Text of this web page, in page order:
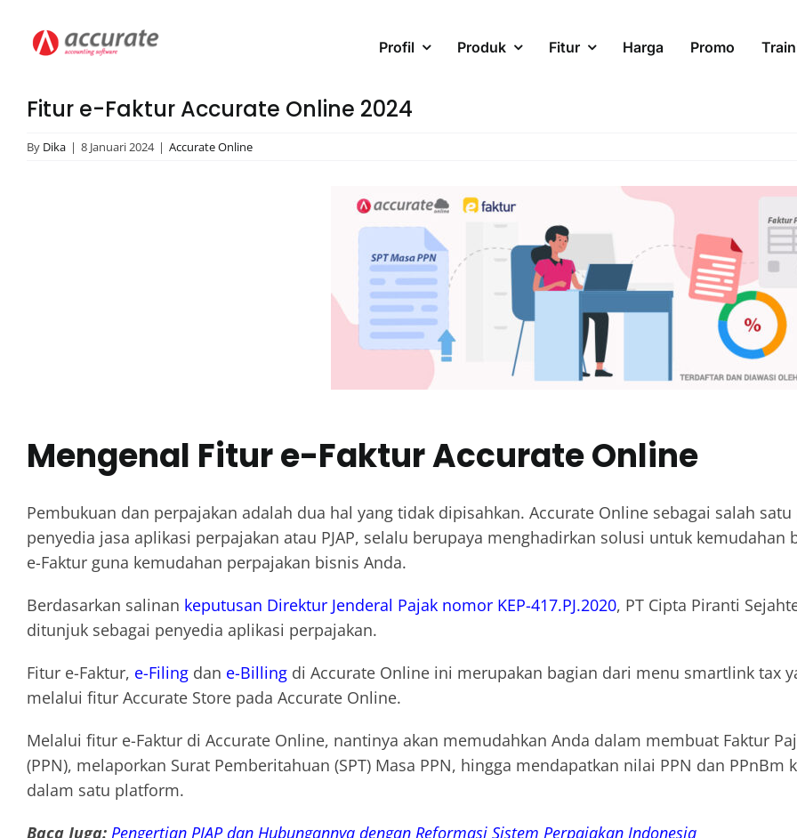
content
Profil Produk Fitur Harga Promo
Fitur e-Faktur Accurate Online 2024
By Dika | 8 Januari 2024 | Accurate Online
Mengenal Fitur e-Faktur Accurate Online
Pembukuan dan perpajakan adalah dua hal yang tidak dipisahkan. Accurate Online sebagai salah
penyedia jasa aplikasi perpajakan atau PJAP, selalu berupaya menghadirkan solusi untuk
e-Faktur guna kemudahan perpajakan bisnis Anda.
Berdasarkan salinan keputusan Direktur Jenderal Pajak nomor KEP-417.PJ.2020, PT Cipta Piranti
ditunjuk sebagai penyedia aplikasi perpajakan.
Fitur e-Faktur, e-Filing dan e-Billing di Accurate Online ini merupakan bagian dari menu smartlink tax
melalui fitur Accurate Store pada Accurate Online.
Melalui fitur e-Faktur di Accurate Online, nantinya akan memudahkan Anda dalam membuat Faktur
(PPN), melaporkan Surat Pemberitahuan (SPT) Masa PPN, hingga mendapatkan nilai PPN dan
dalam satu platform.
Baca Juga: Pengertian PJAP dan Hubungannya dengan Reformasi Sistem Perpajakan Indonesia